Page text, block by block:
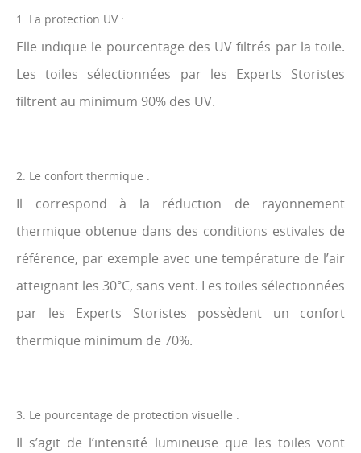
1. La protection UV :
Elle indique le pourcentage des UV filtrés par la toile.
Les toiles sélectionnées par les Experts Storistes
filtrent au minimum 90% des UV.
2. Le confort thermique :
Il correspond à la réduction de rayonnement
thermique obtenue dans des conditions estivales de
référence, par exemple avec une température de l’air
atteignant les 30°C, sans vent. Les toiles sélectionnées
par les Experts Storistes possèdent un confort
thermique minimum de 70%.
3. Le pourcentage de protection visuelle :
Il s’agit de l’intensité lumineuse que les toiles vont